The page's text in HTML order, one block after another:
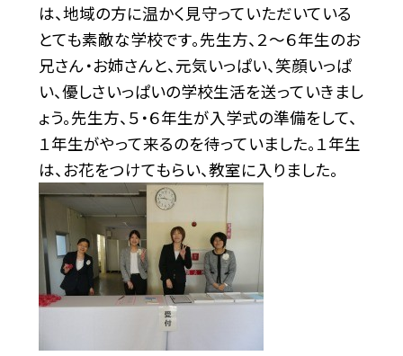
は、地域の方に温かく見守っていただいている
とても素敵な学校です。先生方、２～６年生のお
兄さん・お姉さんと、元気いっぱい、笑顔いっぱ
い、優しさいっぱいの学校生活を送っていきまし
ょう。先生方、５・６年生が入学式の準備をして、
１年生がやって来るのを待っていました。１年生
は、お花をつけてもらい、教室に入りました。